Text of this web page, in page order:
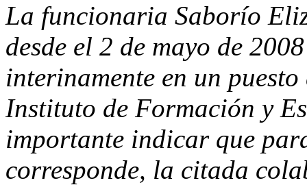
La funcionaria Saborío
desde el 2 de mayo de
interinamente en un
Instituto de Formación y
importante indicar que
corresponde, la citada